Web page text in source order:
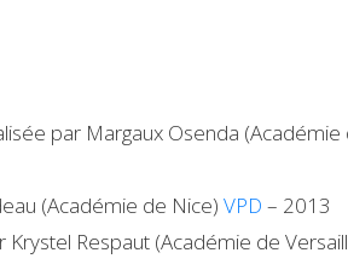
par Margaux Osenda (Académie
(Académie de Nice)VPD – 2013
Krystel Respaut (Académie de